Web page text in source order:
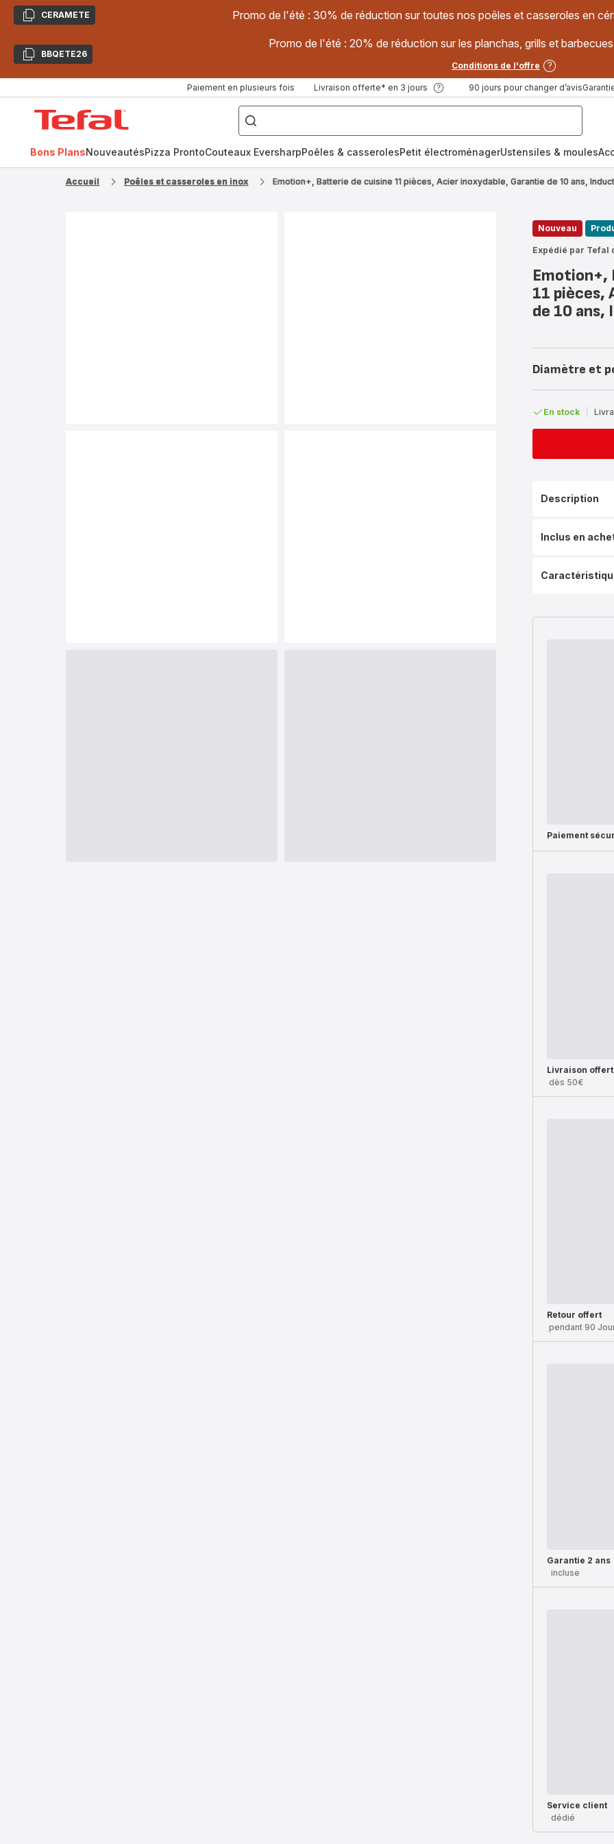
CopierCERAMETE Promo de l'été : 30% de réduction sur toutes nos poêles et casseroles en
CopierBBQETE26
Promo de l'été : 20% de réduction sur les planchas, grills et
Conditions de l'offre
Paiement en plusieurs fois Livraison offerte* en 3 jours 90 jours pour changer d’avis
["Poêles
inox,
Cake
Factory,
Bons PlansNouveautésPizza ProntoCouteaux EversharpPoêles & casserolesPetit électroménagerUstensiles & moules
Accueil Poêles et casseroles en inox Emotion+, Batterie de cuisine 11 pièces, Acier inoxydable, Garantie de 10 ans,
Nouveau
Expédié par Tefal
Emotion+,
11 pièces,
de 10 ans,
Diamètre et
En stock
Description
Inclus en
Paiement
Livraison
dès 50€
Retour offert
pendant 90
Garantie 2 ans
incluse
Service client
dédié